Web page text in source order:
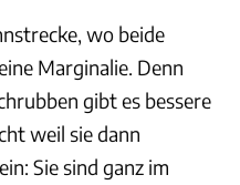
wo beide
Marginalie. Denn
gibt es bessere
weil sie dann
Sie sind ganz im